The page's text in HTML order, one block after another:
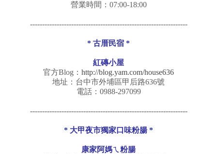
營業時間：07:00-18:00
-----------------------------------------------------------------
* 古厝民宿 *
紅磚小屋
官方Blog： http://blog.yam.com/house636
地址：台中市外埔區甲后路636號
電話：0988-297099
-----------------------------------------------------------------
* 大甲夜市獨家口味粉腸 *
康家阿媽ㄟ粉腸